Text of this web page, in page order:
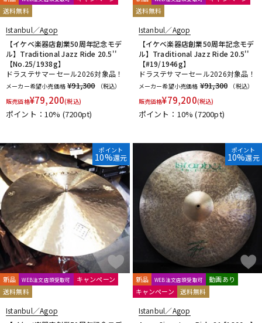
送料無料
Istanbul／Agop
【イケベ楽器店創業50周年記念モデ
ル】Traditional Jazz Ride 20.5''
【No.25/1938g】
ドラステサマーセール2026対象品！
メーカー希望小売価格 ¥91,300
（税込）
販売価格¥79,200(税込)
ポイント：10% (7200pt)
送料無料
Istanbul／Agop
【イケベ楽器店創業50周年記念モデ
ル】Traditional Jazz Ride 20.5''
【#19/1946g】
ドラステサマーセール2026対象品！
メーカー希望小売価格 ¥91,300
（税込）
販売価格¥79,200(税込)
ポイント：10%(7200pt)
ポイント
10%還元
新品 WEB注文店頭受取可
キャンペーン
送料無料
Istanbul／Agop
ポイント
10%還元
新品 WEB注文店頭受取可
動画あり
キャンペーン
送料無料
Istanbul／Agop